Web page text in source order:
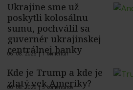
Ukrajine sme už
poskytli kolosálnu
sumu, pochválil sa
guvernér ukrajinskej
centrálnej banky
06. 08. 2026 |1 komentár
Kde je Trump a kde je
zlatý vek Ameriky?
06. 08. 2026 |5 komentárov